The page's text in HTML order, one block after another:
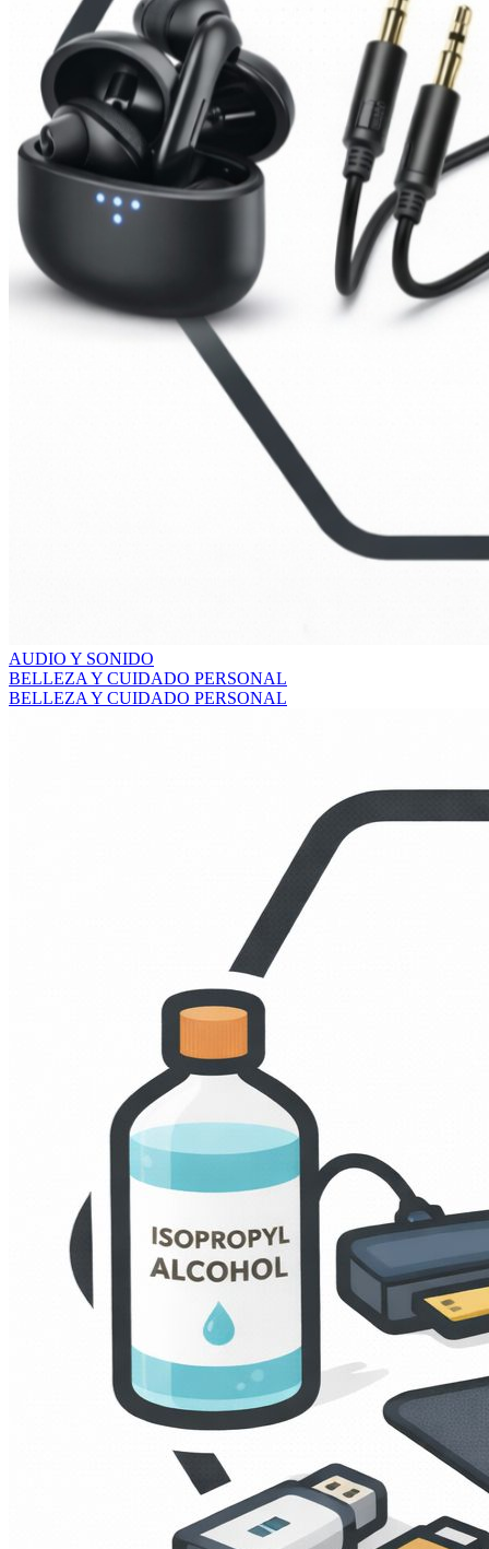
AUDIO Y SONIDO
BELLEZA Y CUIDADO PERSONAL
BELLEZA Y CUIDADO PERSONAL